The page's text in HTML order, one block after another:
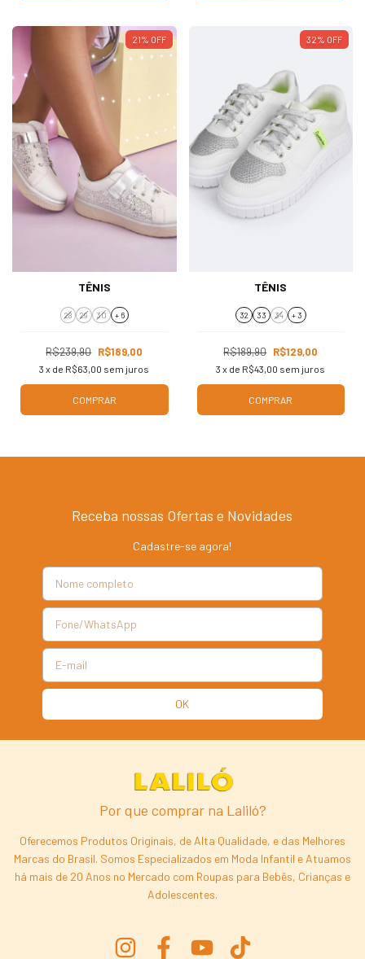
21% OFF
TÊNIS
28 29 30 + 6
R$239,90 R$189,00
3 x de R$63,00 sem juros
COMPRAR
32% OFF
TÊNIS
32 33 34 + 3
R$189,90 R$129,00
3 x de R$43,00 sem juros
COMPRAR
Receba nossas Ofertas e Novidades
Cadastre-se agora!
Por que comprar na Laliló?
Oferecemos Produtos Originais, de Alta Qualidade, e das Melhores
Marcas do Brasil. Somos Especializados em Moda Infantil e Atuamos
há mais de 20 Anos no Mercado com Roupas para Bebês, Crianças e
Adolescentes.